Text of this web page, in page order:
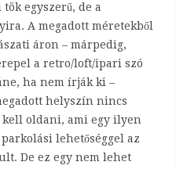
egyszerű, de a
A megadott méretekből
áron – márpedig,
a retro/loft/ipari szó
ha nem írják ki –
helyszín nincs
kell oldani, ami egy ilyen
lehetőséggel az
De ez egy nem lehet